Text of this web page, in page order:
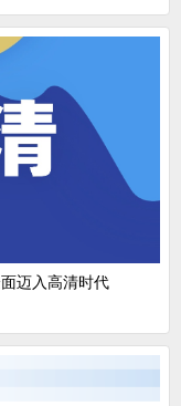
迈入高清时代